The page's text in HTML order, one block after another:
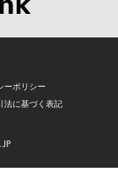
ーポリシー
法に基づく表記